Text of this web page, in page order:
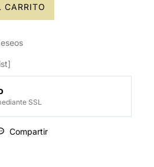
CARRITO
SSL
Compartir